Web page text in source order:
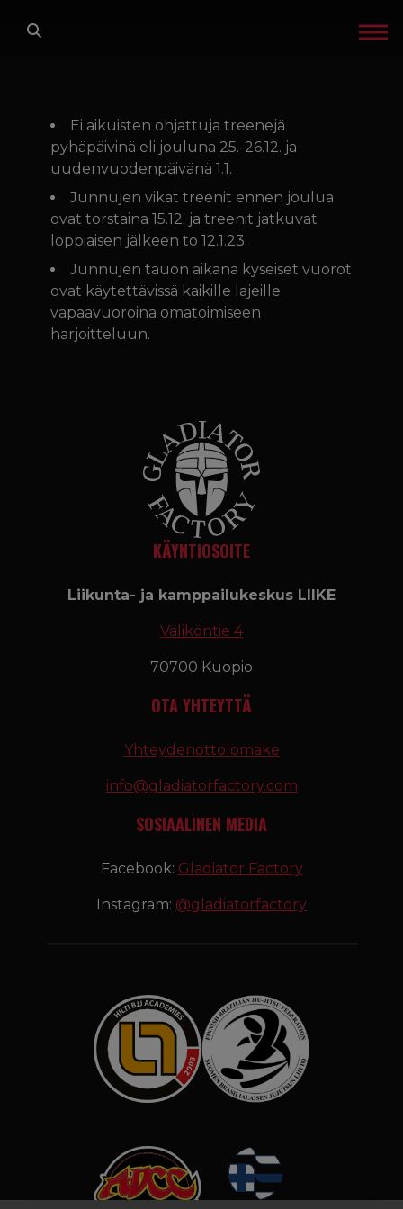
LAJIT
TREENIT
GLADIATOR FACTORY
OTA YHTEYTTÄ
IN ENGLISH
Ei aikuisten ohjattuja treenejä
pyhäpäivinä eli jouluna 25.-26.12. ja
uudenvuodenpäivänä 1.1.
Junnujen vikat treenit ennen joulua
ovat torstaina 15.12. ja treenit jatkuvat
loppiaisen jälkeen to 12.1.23.
Junnujen tauon aikana kyseiset vuorot
ovat käytettävissä kaikille lajeille
vapaavuoroina omatoimiseen
harjoitteluun.
KÄYNTIOSOITE
Liikunta- ja kamppailukeskus LIIKE
Väliköntie 4
70700 Kuopio
OTA YHTEYTTÄ
Yhteydenottolomake
info@gladiatorfactory.com
SOSIAALINEN MEDIA
Facebook: Gladiator Factory
Instagram: @gladiatorfactory